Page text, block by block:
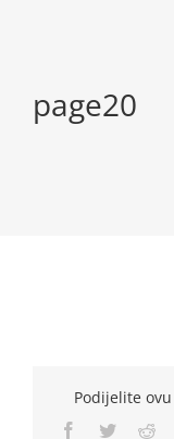
page20
Podijelite
Facebook
Twitter